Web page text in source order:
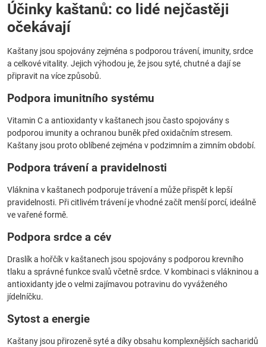
Účinky kaštanů: co lidé nejčastěji
očekávají
Kaštany jsou spojovány zejména s podporou trávení, imunity, srdce
a celkové vitality. Jejich výhodou je, že jsou syté, chutné a dají se
připravit na více způsobů.
Podpora imunitního systému
Vitamin C a antioxidanty v kaštanech jsou často spojovány s
podporou imunity a ochranou buněk před oxidačním stresem.
Kaštany jsou proto oblíbené zejména v podzimním a zimním období.
Podpora trávení a pravidelnosti
Vláknina v kaštanech podporuje trávení a může přispět k lepší
pravidelnosti. Při citlivém trávení je vhodné začít menší porcí, ideálně
ve vařené formě.
Podpora srdce a cév
Draslík a hořčík v kaštanech jsou spojovány s podporou krevního
tlaku a správné funkce svalů včetně srdce. V kombinaci s vlákninou a
antioxidanty jde o velmi zajímavou potravinu do vyváženého
jídelníčku.
Sytost a energie
Kaštany jsou přirozeně syté a díky obsahu komplexnějších sacharidů